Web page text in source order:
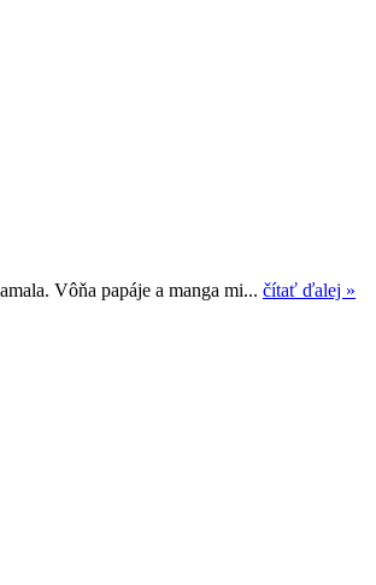
Vôňa papáje a manga mi... čítať ďalej »